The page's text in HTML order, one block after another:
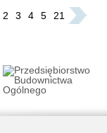
2 3 4 5 21